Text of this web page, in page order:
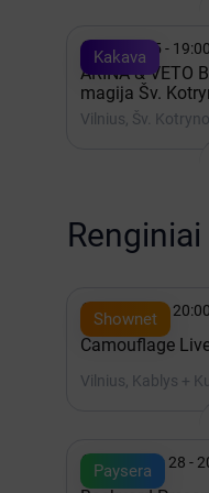
Kakava
Spalis 05 - 19:00
ARINA & VETO
magija Šv.
Vilnius, Šv.
Shownet
Spalis 15 - 20:00
Camouflage
Vilnius, Kablys +
Paysera
Rugpjūtis 28 -